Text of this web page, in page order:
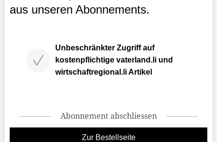
aus unseren Abonnements.
Unbeschränkter Zugriff auf
kostenpflichtige vaterland.li und
wirtschaftregional.li Artikel
Abonnement abschliessen
Zur Bestellseite